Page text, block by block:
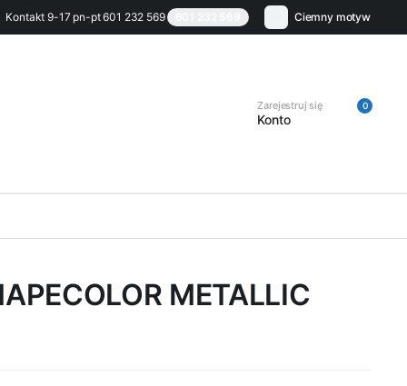
Kontakt 9-17 pn-pt 601 232 569 Ciemny motyw
Zarejestruj się
Konto
0
METALLIC